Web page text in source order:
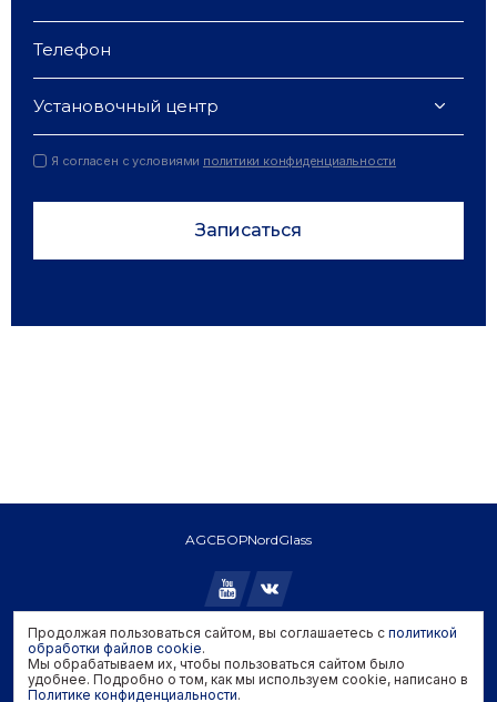
Установочный центр
Я согласен с условиями политики конфиденциальности
Записаться
AGCБОРNordGlass
Copyright © 2026 AGC. All rights reserved.
Политика конфиденциальности
Политика обработки файлов cookie
Продолжая пользоваться сайтом, вы соглашаетесь с политикой
обработки файлов cookie.
Мы обрабатываем их, чтобы пользоваться сайтом было
удобнее. Подробно о том, как мы используем cookie, написано в
Политике конфиденциальности.